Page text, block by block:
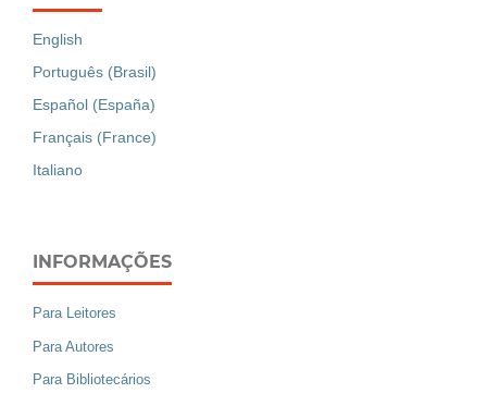
English
Português (Brasil)
Español (España)
Français (France)
Italiano
INFORMAÇÕES
Para Leitores
Para Autores
Para Bibliotecários